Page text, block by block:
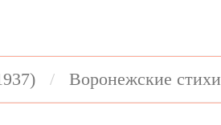
Воронежские стихи